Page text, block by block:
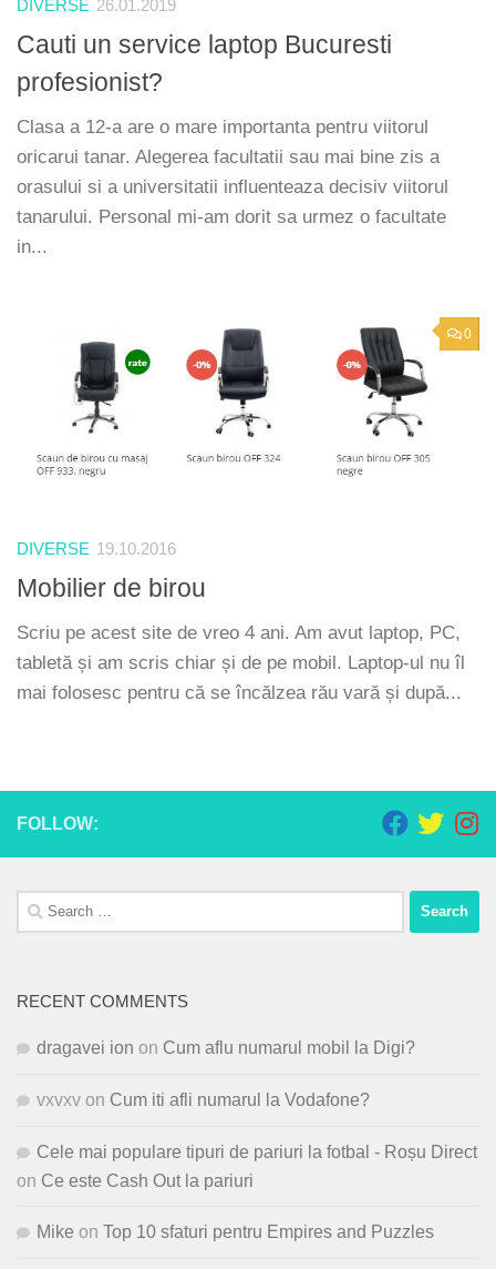
DIVERSE 26.01.2019
Cauti un service laptop Bucuresti
profesionist?
Clasa a 12-a are o mare importanta pentru viitorul
oricarui tanar. Alegerea facultatii sau mai bine zis a
orasului si a universitatii influenteaza decisiv viitorul
tanarului. Personal mi-am dorit sa urmez o facultate
in...
0
DIVERSE 19.10.2016
Mobilier de birou
Scriu pe acest site de vreo 4 ani. Am avut laptop, PC,
tabletă și am scris chiar și de pe mobil. Laptop-ul nu îl
mai folosesc pentru că se încălzea rău vară și după...
FOLLOW:
Search
for:
RECENT COMMENTS
dragavei ion on Cum aflu numarul mobil la Digi?
vxvxv on Cum iti afli numarul la Vodafone?
Cele mai populare tipuri de pariuri la fotbal - Roșu Direct
on Ce este Cash Out la pariuri
Mike on Top 10 sfaturi pentru Empires and Puzzles